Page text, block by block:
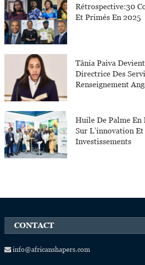
Rétrospective:30
Et Primés En 2025
Tânia Paiva
Directrice Des
Renseignement
Huile De Palme En
Sur L’innovation
Investissements
CONTACT
info@africanshapers.com